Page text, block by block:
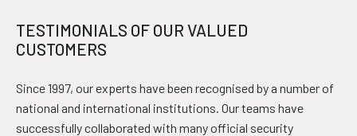
TESTIMONIALS OF OUR VALUED
CUSTOMERS
Since 1997, our experts have been recognised by a number of
national and international institutions. Our teams have
successfully collaborated with many official security